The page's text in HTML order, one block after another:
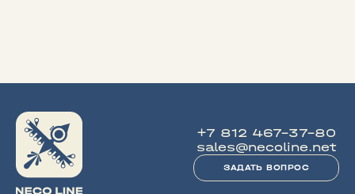
+7 812 467-37-80
sales@necoline.net
ЗАДАТЬ ВОПРОС